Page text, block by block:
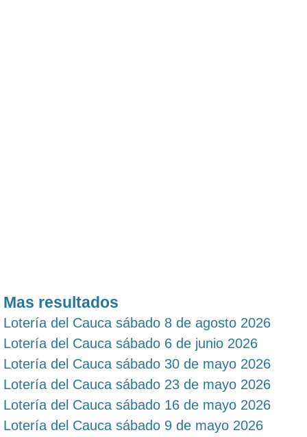
Mas resultados
Lotería del Cauca sábado 8 de agosto 2026
Lotería del Cauca sábado 6 de junio 2026
Lotería del Cauca sábado 30 de mayo 2026
Lotería del Cauca sábado 23 de mayo 2026
Lotería del Cauca sábado 16 de mayo 2026
Lotería del Cauca sábado 9 de mayo 2026